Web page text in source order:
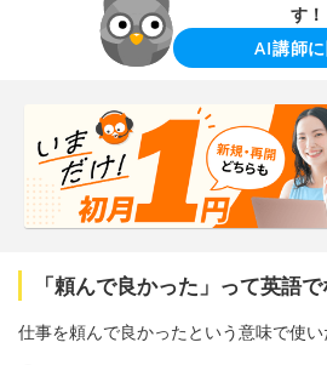
す！
AI講師に
「頼んで良かった」って英語
仕事を頼んで良かったという意味で使い